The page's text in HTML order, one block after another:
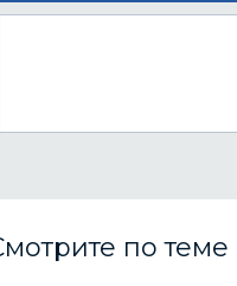
по теме